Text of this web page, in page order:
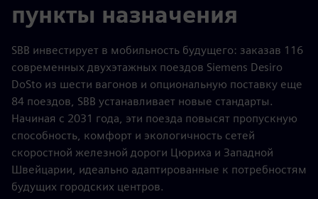
пункты назначения
SBB инвестирует в мобильность будущего: заказав 116
современных двухэтажных поездов Siemens Desiro
DoSto из шести вагонов и опциональную поставку еще
84 поездов, SBB устанавливает новые стандарты.
Начиная с 2031 года, эти поезда повысят пропускную
способность, комфорт и экологичность сетей
скоростной железной дороги Цюриха и Западной
Швейцарии, идеально адаптированные к потребностям
будущих городских центров.